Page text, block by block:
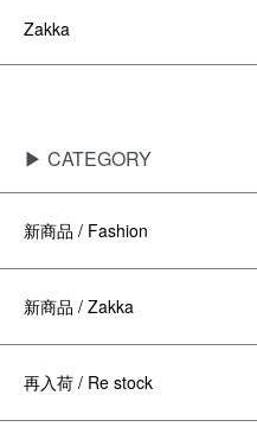
Zakka
▶ CATEGORY
新商品 / Fashion
新商品 / Zakka
再入荷 / Re stock